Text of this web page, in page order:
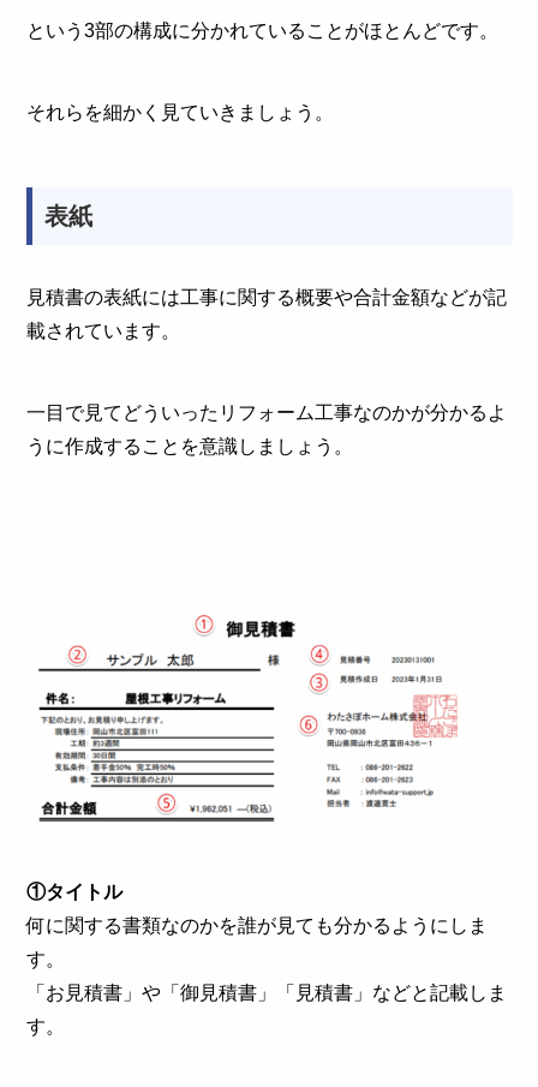
という3部の構成に分かれていることがほとんどです。
それらを細かく見ていきましょう。
表紙
見積書の表紙には工事に関する概要や合計金額などが記
載されています。
一目で見てどういったリフォーム工事なのかが分かるよ
うに作成することを意識しましょう。
①タイトル
何に関する書類なのかを誰が見ても分かるようにしま
す。
「お見積書」や「御見積書」「見積書」などと記載しま
す。